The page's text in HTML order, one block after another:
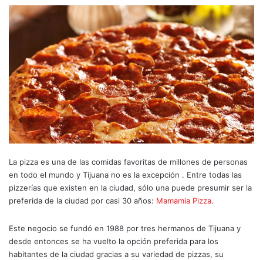
La pizza es una de las comidas favoritas de millones de personas
en todo el mundo y Tijuana no es la excepción . Entre todas las
pizzerías que existen en la ciudad, sólo una puede presumir ser la
preferida de la ciudad por casi 30 años: Mamamia Pizza.
Este negocio se fundó en 1988 por tres hermanos de Tijuana y
desde entonces se ha vuelto la opción preferida para los
habitantes de la ciudad gracias a su variedad de pizzas, su